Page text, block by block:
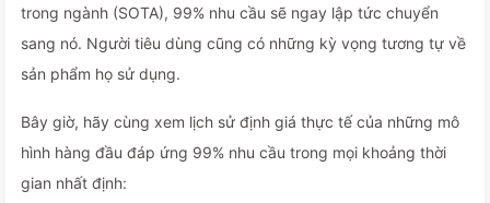
trong ngành (SOTA), 99% nhu cầu sẽ ngay lập tức chuyển
sang nó. Người tiêu dùng cũng có những kỳ vọng tương tự về
sản phẩm họ sử dụng.
Bây giờ, hãy cùng xem lịch sử định giá thực tế của những mô
hình hàng đầu đáp ứng 99% nhu cầu trong mọi khoảng thời
gian nhất định: